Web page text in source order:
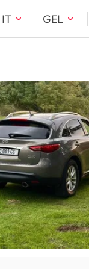
IT GEL